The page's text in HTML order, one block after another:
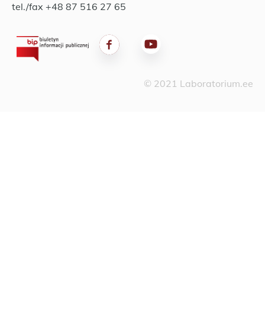
tel./fax +48 87 516 27 65
© 2021 Laboratorium.ee